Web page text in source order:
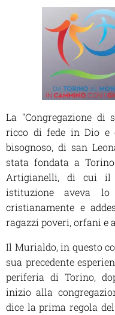
La "Congregazione di
ricco di fede in Dio e
bisognoso, di san
stata fondata a
Artigianelli, di cui il
istituzione aveva lo
cristianamente e
ragazzi poveri, orfani e
Il Murialdo, in questo
sua precedente
periferia di Torino,
inizio alla
dice la prima regola